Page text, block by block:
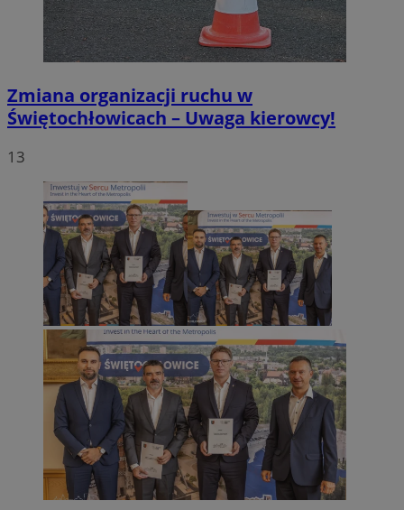
Zmiana organizacji ruchu w
Świętochłowicach – Uwaga kierowcy!
13